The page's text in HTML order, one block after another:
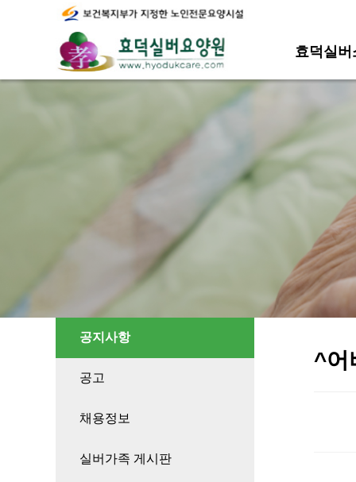
효덕실버
공지사항
공고
채용정보
실버가족 게시판
^어